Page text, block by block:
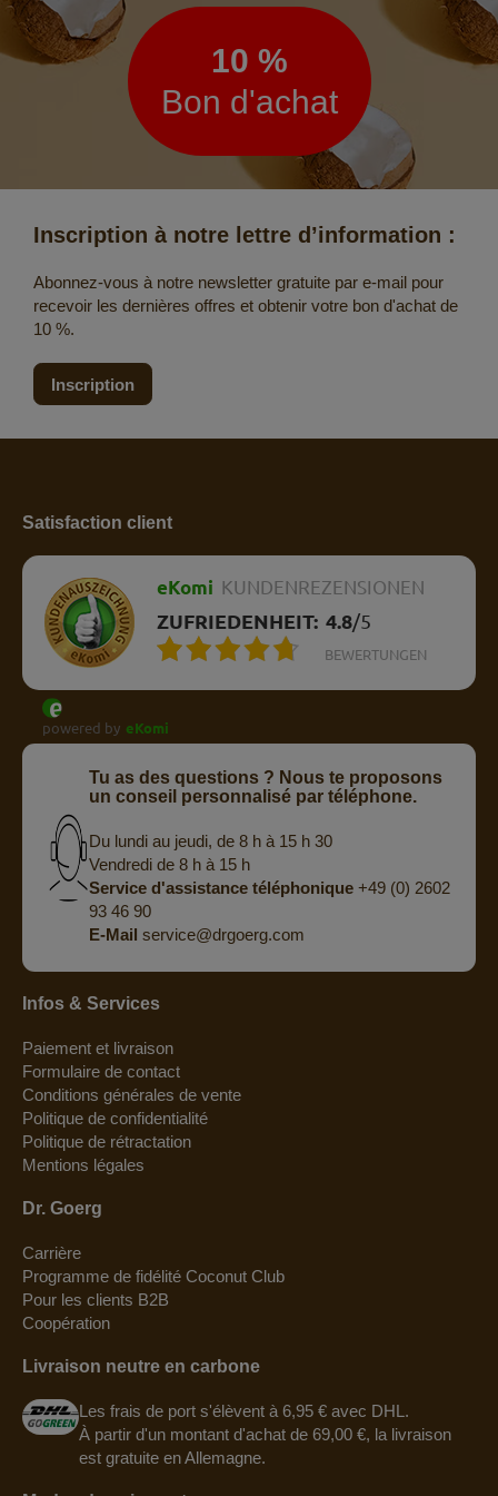
d’information
10 %
Bon d'achat
Inscription à notre lettre d’information :
Abonnez-vous à notre newsletter gratuite par e-mail pour
recevoir les dernières offres et obtenir votre bon d'achat de
10 %.
Inscription
Satisfaction client
eKomi KUNDENREZENSIONEN
ZUFRIEDENHEIT: 4.8/5
BEWERTUNGEN
powered by eKomi
Tu as des questions ? Nous te proposons
un conseil personnalisé par téléphone.
Du lundi au jeudi, de 8 h à 15 h 30
Vendredi de 8 h à 15 h
Service d'assistance téléphonique+49 (0) 2602
93 46 90
E-Mail service@drgoerg.com
Infos & Services
Paiement et livraison
Formulaire de contact
Conditions générales de vente
Politique de confidentialité
Politique de rétractation
Mentions légales
Dr. Goerg
Carrière
Programme de fidélité Coconut Club
Pour les clients B2B
Coopération
Livraison neutre en carbone
Les frais de port s'élèvent à 6,95 € avec DHL.
À partir d'un montant d'achat de 69,00 €, la livraison
est gratuite en Allemagne.